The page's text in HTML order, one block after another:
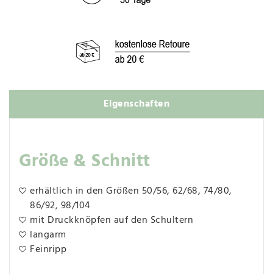
Eigenschaften
Größe & Schnitt
erhältlich in den Größen 50/56, 62/68, 74/80,
86/92, 98/104
mit Druckknöpfen auf den Schultern
langarm
Feinripp